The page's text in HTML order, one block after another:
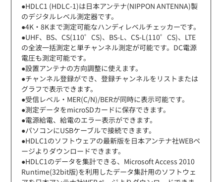
●HDLC1 (HDLC-1)は日本アンテナ(NIPPON ANTENNA)製
のデジタルレベル測定器です。
●4K・8Kまで測定可能なハンディレベルチェッカーです。
●UHF、BS、CS(110゜CS)、BS-L、CS-L(110゜CS)、LTE
の全波一括測定と単チャンネル測定が可能です。DC電源
電圧も測定可能です。
●設置アンテナの方向調整に使えます。
●チャンネル登録ができ、登録チャンネルをリストまたは
グラフで表示できます。
●受信レベル・MER(C/N)/BERが同時に表示可能です。
●測定データをmicroSDカードに保存できます。
●電源給電、給電のエラー表示ができます。
●パソコンにUSBケーブルで接続できます。
●HDLC1のソフトウェアの最新版を日本アンテナ社WEBペ
ージよりダウンロードできます。
●HDLC1のデータを集計できる、Microsoft Access 2010
Runtime(32bit版)を利用したデータ集計用のソフトウェ